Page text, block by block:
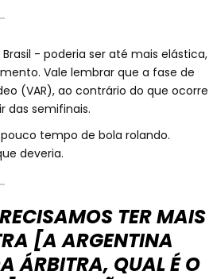
- poderia ser até mais elástica,
Vale lembrar que a fase de
(VAR), ao contrário do que ocorre
das semifinais.
tempo de bola rolando.
deveria.
TER MAIS
[A ARGENTINA
ÁRBITRA, QUAL É O